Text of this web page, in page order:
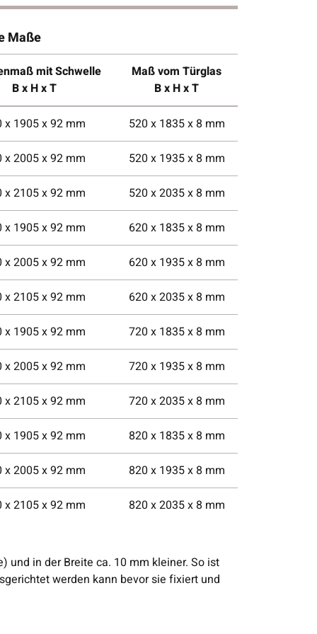
Maße
mit Schwelle
B x H x T
Maß vom Türglas
B x H x T
x 1905 x 92 mm 520 x 1835 x 8 mm
x 2005 x 92 mm 520 x 1935 x 8 mm
x 2105 x 92 mm 520 x 2035 x 8 mm
x 1905 x 92 mm 620 x 1835 x 8 mm
x 2005 x 92 mm 620 x 1935 x 8 mm
x 2105 x 92 mm 620 x 2035 x 8 mm
x 1905 x 92 mm 720 x 1835 x 8 mm
x 2005 x 92 mm 720 x 1935 x 8 mm
x 2105 x 92 mm 720 x 2035 x 8 mm
x 1905 x 92 mm 820 x 1835 x 8 mm
x 2005 x 92 mm 820 x 1935 x 8 mm
x 2105 x 92 mm 820 x 2035 x 8 mm
und in der Breite ca. 10 mm kleiner. So ist
werden kann bevor sie fixiert und